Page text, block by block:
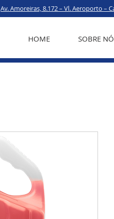
Av. Amoreiras, 8.172 – Vl. Aeroporto –
HOME SOBRE